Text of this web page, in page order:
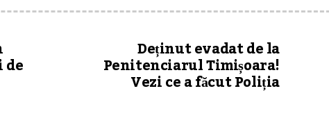
Deținut evadat de la
Penitenciarul Timișoara!
Vezi ce a făcut Poliția